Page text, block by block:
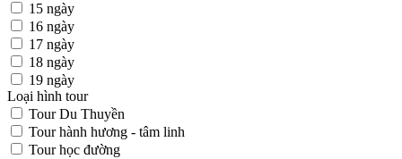
15 ngày
16 ngày
17 ngày
18 ngày
19 ngày
Loại hình tour
Tour Du Thuyền
Tour hành hương - tâm linh
Tour học đường